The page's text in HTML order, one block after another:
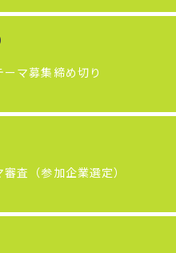
ーマ募集締め切り
審査（参加企業選定）